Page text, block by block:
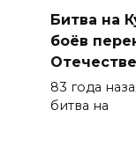
Битва на
боёв
83 года
битва на